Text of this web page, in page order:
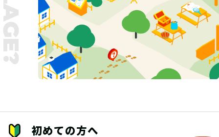
初めての方へ